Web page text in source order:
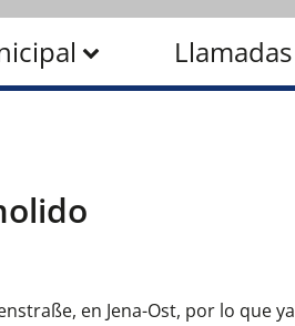
en Jena-Ost, por lo que ya